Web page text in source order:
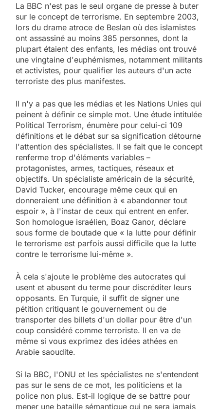
La BBC n'est pas le seul organe de presse à buter
sur le concept de terrorisme. En septembre 2003,
lors du drame atroce de Beslan où des islamistes
ont assassiné au moins 385 personnes, dont la
plupart étaient des enfants, les médias ont trouvé
une vingtaine d'euphémismes, notamment militants
et activistes, pour qualifier les auteurs d'un acte
terroriste des plus manifestes.
Il n'y a pas que les médias et les Nations Unies qui
peinent à définir ce simple mot. Une étude intitulée
Political Terrorism, énumère pour celui-ci 109
définitions et le débat sur sa signification détourne
l'attention des spécialistes. Il se fait que le concept
renferme trop d'éléments variables –
protagonistes, armes, tactiques, réseaux et
objectifs. Un spécialiste américain de la sécurité,
David Tucker, encourage même ceux qui en
donneraient une définition à « abandonner tout
espoir », à l'instar de ceux qui entrent en enfer.
Son homologue israélien, Boaz Ganor, déclare
sous forme de boutade que « la lutte pour définir
le terrorisme est parfois aussi difficile que la lutte
contre le terrorisme lui-même ».
À cela s'ajoute le problème des autocrates qui
usent et abusent du terme pour discréditer leurs
opposants. En Turquie, il suffit de signer une
pétition critiquant le gouvernement ou de
transporter des billets d'un dollar pour être d'un
coup considéré comme terroriste. Il en va de
même si vous exprimez des idées athées en
Arabie saoudite.
Si la BBC, l'ONU et les spécialistes ne s'entendent
pas sur le sens de ce mot, les politiciens et la
police non plus. Est-il logique de se battre pour
mener une bataille sémantique qui ne sera jamais